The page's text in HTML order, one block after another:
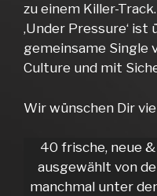
zu einem Killer-Track.
‚Under Pressure‘
gemeinsame Single
Culture und mit
Wir wünschen Dir
40 frische, neue
ausgewählt von
manchmal unter